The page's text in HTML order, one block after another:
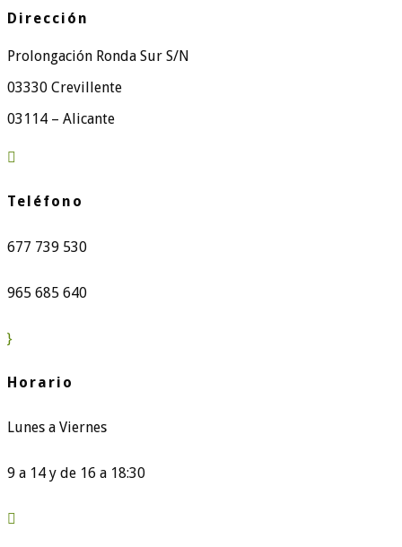
Dirección
Prolongación Ronda Sur S/N
03330 Crevillente
03114 – Alicante

Teléfono
677 739 530
965 685 640
}
Horario
Lunes a Viernes
9 a 14 y de 16 a 18:30
